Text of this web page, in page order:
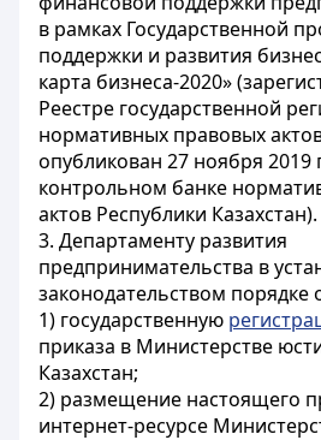
в рамках Государственной
поддержки и развития
карта бизнеса-2020»
Реестре государственной
нормативных правовых
опубликован 27 ноября 2019
контрольном банке
актов Республики Казахстан).
3. Департаменту развития
предпринимательства в
законодательством порядке
1) государственную
приказа в Министерстве
Казахстан;
2) размещение настоящего
интернет-ресурсе